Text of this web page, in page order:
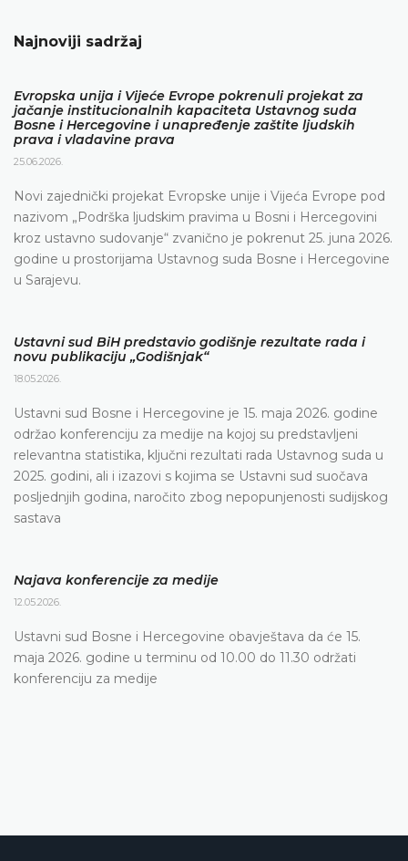
Najnoviji sadržaj
Evropska unija i Vijeće Evrope pokrenuli projekat za
jačanje institucionalnih kapaciteta Ustavnog suda
Bosne i Hercegovine i unapređenje zaštite ljudskih
prava i vladavine prava
25.06.2026.
Novi zajednički projekat Evropske unije i Vijeća Evrope pod
nazivom „Podrška ljudskim pravima u Bosni i Hercegovini
kroz ustavno sudovanje“ zvanično je pokrenut 25. juna 2026.
godine u prostorijama Ustavnog suda Bosne i Hercegovine
u Sarajevu.
Ustavni sud BiH predstavio godišnje rezultate rada i
novu publikaciju „Godišnjak“
18.05.2026.
Ustavni sud Bosne i Hercegovine je 15. maja 2026. godine
održao konferenciju za medije na kojoj su predstavljeni
relevantna statistika, ključni rezultati rada Ustavnog suda u
2025. godini, ali i izazovi s kojima se Ustavni sud suočava
posljednjih godina, naročito zbog nepopunjenosti sudijskog
sastava
Najava konferencije za medije
12.05.2026.
Ustavni sud Bosne i Hercegovine obavještava da će 15.
maja 2026. godine u terminu od 10.00 do 11.30 održati
konferenciju za medije